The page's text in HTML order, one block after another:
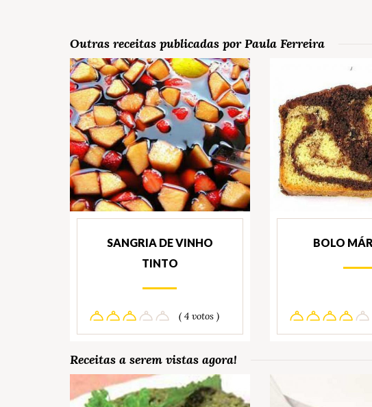
Outras receitas publicadas por Paula Ferreira
SANGRIA DE VINHO
TINTO
( 4 votos )
BOLO
Receitas a serem vistas agora!